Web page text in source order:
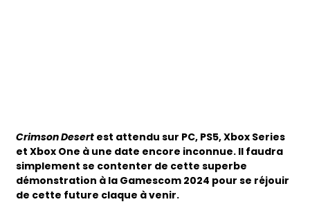
Crimson Desert est attendu sur PC, PS5, Xbox Series
et Xbox One à une date encore inconnue. Il faudra
simplement se contenter de cette superbe
démonstration à la Gamescom 2024 pour se réjouir
de cette future claque à venir.